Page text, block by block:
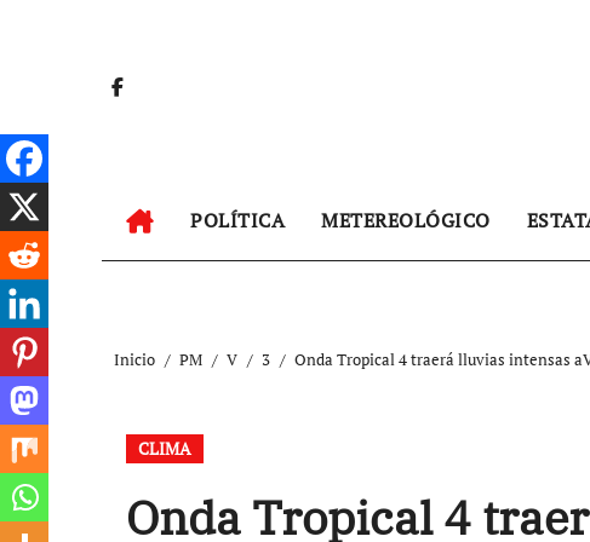
POLÍTICA METEREOLÓGICO
Inicio PM V 3 Onda Tropical 4 traerá lluvias intensas
CLIMA
Onda Tropical 4